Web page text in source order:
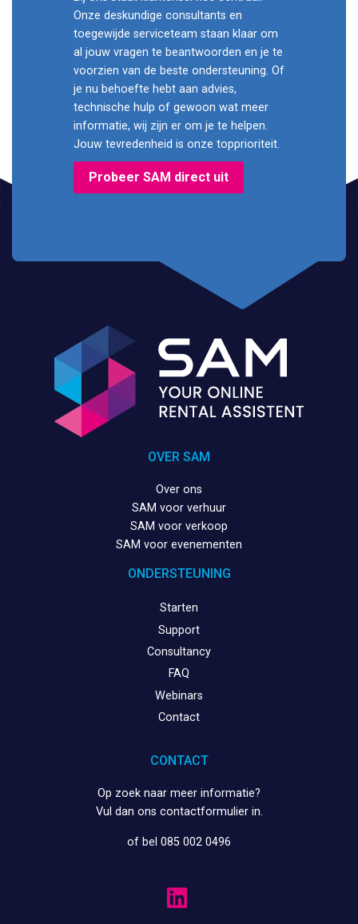
Onze deskundige consultants en
toegewijde serviceteam staan klaar om
al jouw vragen te beantwoorden en je te
voorzien van de beste ondersteuning. Of
je nu behoefte hebt aan advies,
technische hulp of gewoon wat meer
informatie, wij zijn er om je te helpen.
Jouw tevredenheid is onze topprioriteit.
Probeer SAM direct uit
OVER SAM
Over ons
SAM voor verhuur
SAM voor verkoop
SAM voor evenementen
ONDERSTEUNING
Starten
Support
Consultancy
FAQ
Webinars
Contact
CONTACT
Op zoek naar meer informatie?
Vul dan ons contactformulierin.
of bel 085 002 0496